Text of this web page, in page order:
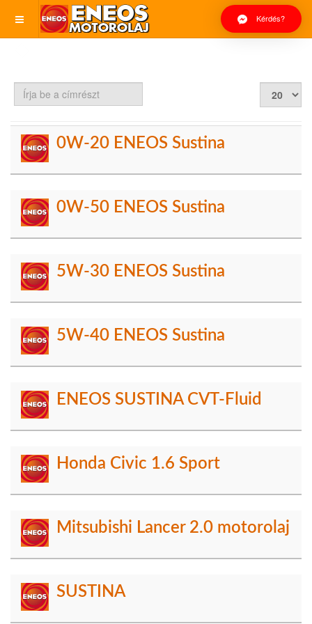
Kérdés?
Írja
a
0W-20 ENEOS Sustina
0W-50 ENEOS Sustina
5W-30 ENEOS Sustina
5W-40 ENEOS Sustina
ENEOS SUSTINA CVT-Fluid
Honda Civic 1.6 Sport
Mitsubishi Lancer 2.0 motorolaj
SUSTINA